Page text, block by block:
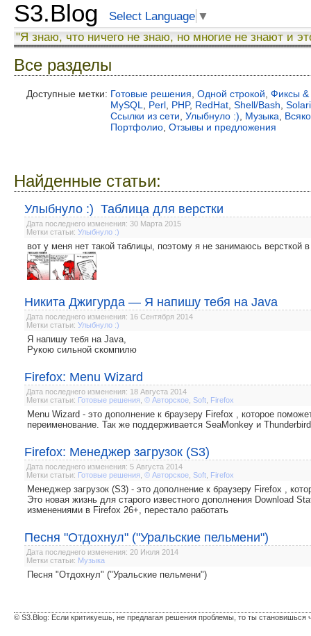
S3.Blog Select Language ▼
"Я знаю, что ничего не знаю, но многие не знают и
Все разделы
Доступные метки: Готовые решения Одной строкой Фиксы &
MySQL
Perl PHP, RedHat Shell/Bash
Ссылки из сети Улыбнуло :) Музыка
Портфолио Отзывы и предложения
Найденные статьи:
Улыбнуло :) Таблица для верстки
Дата последнего изменения: 30 Марта 2015
Метки статьи: Улыбнуло :)
вот у меня нет такой таблицы, поэтому я не занимаюсь версткой
Никита Джигурда — Я напишу тебя на Java
Дата последнего изменения: 16 Сентября 2014
Метки статьи: Улыбнуло :)
Я напишу тебя на Java,
Рукою сильной скомпилю
Firefox: Menu Wizard
Дата последнего изменения: 18 Августа 2014
Метки статьи: Готовые решения © Авторское Soft Firefox
Menu Wizard - это дополнение к браузеру Firefox , которое
переименование. Так же поддерживается SeaMonkey и
Firefox: Менеджер загрузок (S3)
Дата последнего изменения: 5 Августа 2014
Метки статьи: Готовые решения © Авторское Soft Firefox
Менеджер загрузок (S3) - это дополнение к браузеру Firefox ,
Это новая жизнь для старого известного дополнения Download
изменениями в Firefox 26+, перестало работать
Песня "Отдохнул" ("Уральские пельмени")
Дата последнего изменения: 20 Июля 2014
Метки статьи: Музыка
Песня "Отдохнул" ("Уральские пельмени")
© S3.Blog: Если критикуешь, не предлагая решения проблемы, то ты становишься